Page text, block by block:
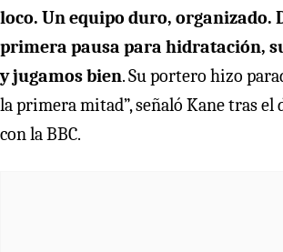
loco. Un equipo duro, organizado.
primera pausa para hidratación,
y jugamos bien. Su portero hizo
la primera mitad”, señaló Kane tras el
con la BBC.